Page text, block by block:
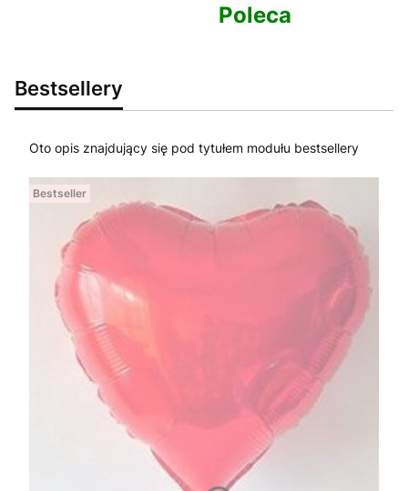
Poleca
Bestsellery
Oto opis znajdujący się pod tytułem modułu bestsellery
Bestseller